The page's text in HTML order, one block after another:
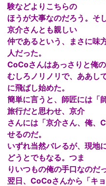
験などよりこちらの
ほうが大事なのだろう。そ
京介さんとも親しい
仲であるという、まさに味
人だった。
CoCoさんはあっさりと俺の
むしろノリノリで、ああし
に飛ばし始めた。
簡単に言うと、師匠には「
旅行だと思わせ、京介
さんには「京介さん、俺、
せるのだ。
いずれ当然バレるが、現地
どうとでもなる。つま
りいつもの俺の手口なのだっ
翌日、CoCoさんから「キ